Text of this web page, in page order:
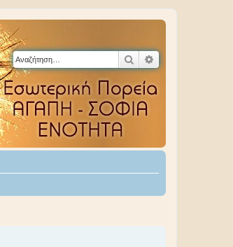
Αναζήτηση